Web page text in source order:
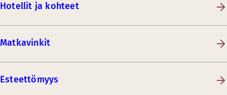
Hotellit ja kohteet
Matkavinkit
Esteettömyys